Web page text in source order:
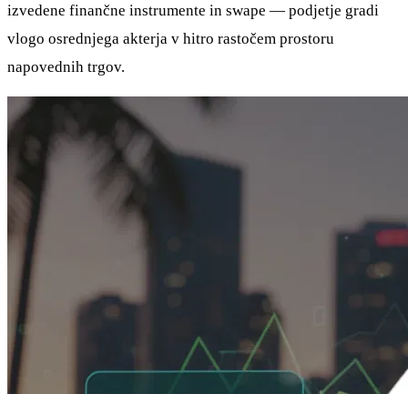
izvedene finančne instrumente in swape — podjetje gradi
vlogo osrednjega akterja v hitro rastočem prostoru
napovednih trgov.